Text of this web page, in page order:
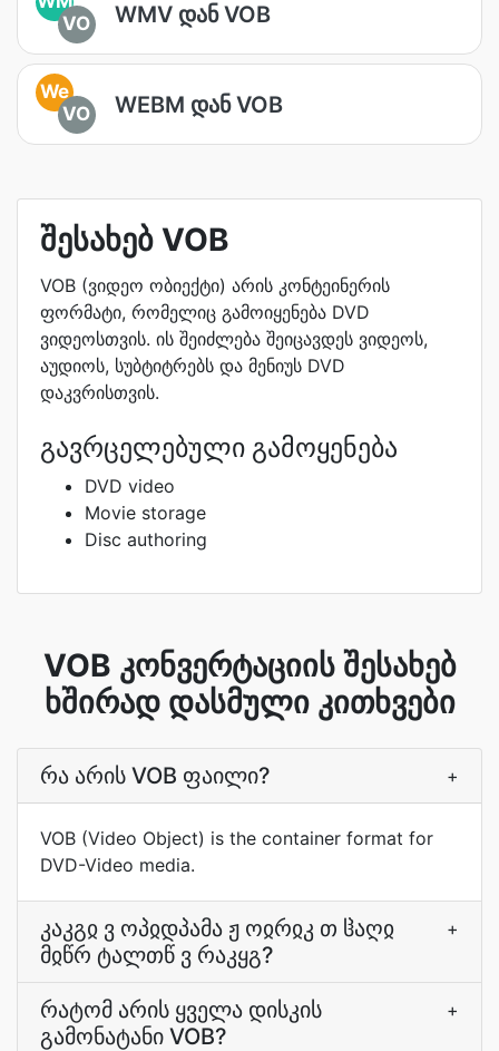
VO
WMV დან VOB
We
VO
WEBM დან VOB
შესახებ VOB
VOB (ვიდეო ობიექტი) არის კონტეინერის
ფორმატი, რომელიც გამოიყენება DVD
ვიდეოსთვის. ის შეიძლება შეიცავდეს ვიდეოს,
აუდიოს, სუბტიტრებს და მენიუს DVD
დაკვრისთვის.
გავრცელებული გამოყენება
DVD video
Movie storage
Disc authoring
VOB კონვერტაციის შესახებ
ხშირად დასმული კითხვები
რა არის VOB ფაილი? +
VOB (Video Object) is the container format for
DVD-Video media.
კაკგჲ ვ ოპჲდპამა ჟ ოჲრჲკ თ ჱაღჲ
მჲწრ ტალთწ ვ რაკყგ?
+
რატომ არის ყველა დისკის
გამონატანი VOB?
+